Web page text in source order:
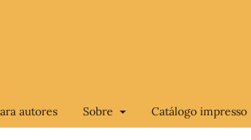
autores Sobre Catálogo impresso